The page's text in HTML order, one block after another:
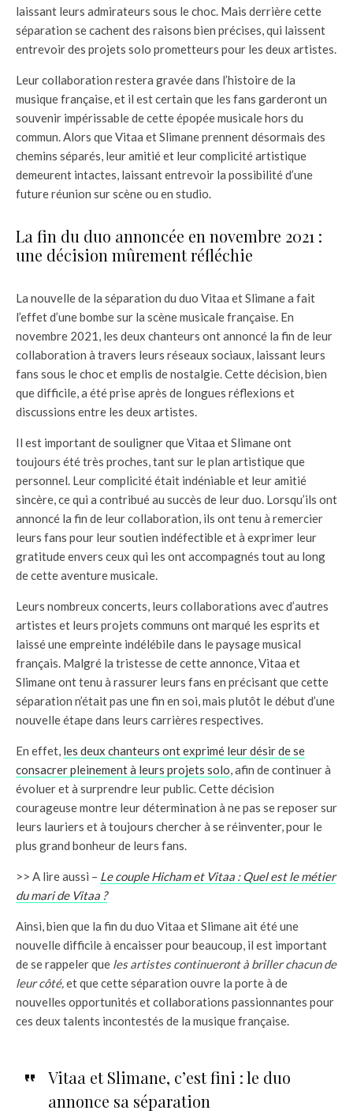
laissant leurs admirateurs sous le choc. Mais derrière cette
séparation se cachent des raisons bien précises, qui laissent
entrevoir des projets solo prometteurs pour les deux artistes.
Leur collaboration restera gravée dans l’histoire de la
musique française, et il est certain que les fans garderont un
souvenir impérissable de cette épopée musicale hors du
commun. Alors que Vitaa et Slimane prennent désormais des
chemins séparés, leur amitié et leur complicité artistique
demeurent intactes, laissant entrevoir la possibilité d’une
future réunion sur scène ou en studio.
La fin du duo annoncée en novembre 2021 :
une décision mûrement réfléchie
La nouvelle de la séparation du duo Vitaa et Slimane a fait
l’effet d’une bombe sur la scène musicale française. En
novembre 2021, les deux chanteurs ont annoncé la fin de leur
collaboration à travers leurs réseaux sociaux, laissant leurs
fans sous le choc et emplis de nostalgie. Cette décision, bien
que difficile, a été prise après de longues réflexions et
discussions entre les deux artistes.
Il est important de souligner que Vitaa et Slimane ont
toujours été très proches, tant sur le plan artistique que
personnel. Leur complicité était indéniable et leur amitié
sincère, ce qui a contribué au succès de leur duo. Lorsqu’ils ont
annoncé la fin de leur collaboration, ils ont tenu à remercier
leurs fans pour leur soutien indéfectible et à exprimer leur
gratitude envers ceux qui les ont accompagnés tout au long
de cette aventure musicale.
Leurs nombreux concerts, leurs collaborations avec d’autres
artistes et leurs projets communs ont marqué les esprits et
laissé une empreinte indélébile dans le paysage musical
français. Malgré la tristesse de cette annonce, Vitaa et
Slimane ont tenu à rassurer leurs fans en précisant que cette
séparation n’était pas une fin en soi, mais plutôt le début d’une
nouvelle étape dans leurs carrières respectives.
En effet, les deux chanteurs ont exprimé leur désir de se
consacrer pleinement à leurs projets solo, afin de continuer à
évoluer et à surprendre leur public. Cette décision
courageuse montre leur détermination à ne pas se reposer sur
leurs lauriers et à toujours chercher à se réinventer, pour le
plus grand bonheur de leurs fans.
>> A lire aussi – Le couple Hicham et Vitaa : Quel est le métier
du mari de Vitaa ?
Ainsi, bien que la fin du duo Vitaa et Slimane ait été une
nouvelle difficile à encaisser pour beaucoup, il est important
de se rappeler que les artistes continueront à briller chacun de
leur côté,et que cette séparation ouvre la porte à de
nouvelles opportunités et collaborations passionnantes pour
ces deux talents incontestés de la musique française.
Vitaa et Slimane, c’est fini : le duo
annonce sa séparation